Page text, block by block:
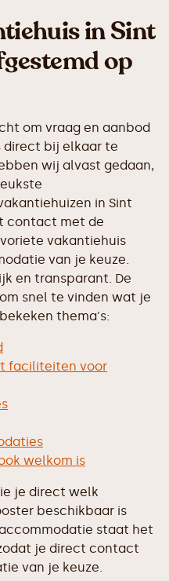
in Sint
op
om vraag en aanbod
direct bij elkaar te
wij alvast gedaan,
in Sint
contact met de
vakantiehuis
van je keuze.
en transparant. De
snel te vinden wat je
thema's:
faciliteiten voor
welkom is
je direct welk
beschikbaar is
staat het
je direct contact
van je keuze.